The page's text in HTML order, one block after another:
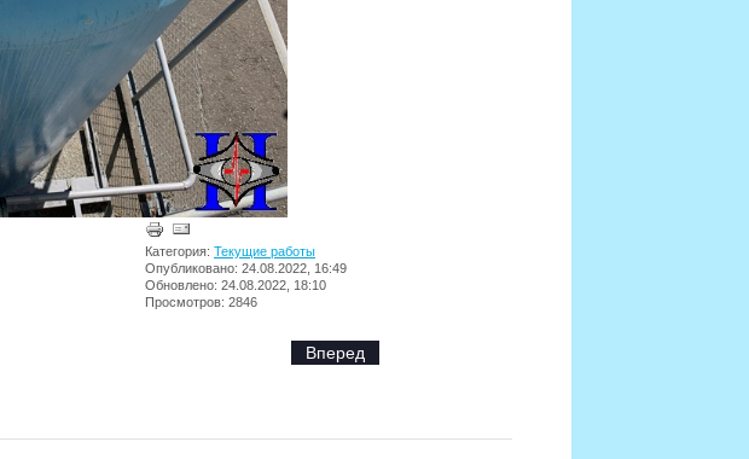
Категория: Текущие работы
Опубликовано: 24.08.2022, 16:49
Обновлено: 24.08.2022, 18:10
Просмотров: 2846
Вперед